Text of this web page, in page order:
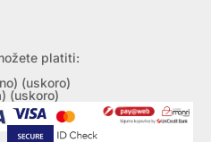
platiti:
(uskoro)
(uskoro)